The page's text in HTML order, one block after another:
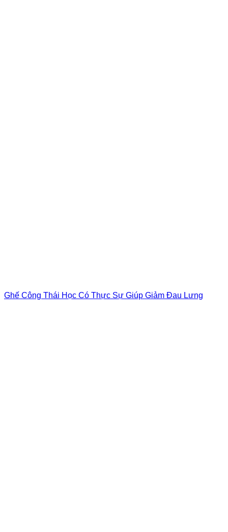
Ghế Công Thái Học Có Thực Sự Giúp Giảm Đau Lưng